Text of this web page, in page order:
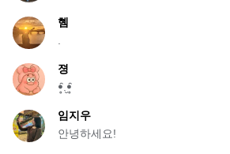
혬
졍
ꔷ̥̑.̮ꔷ̥̑
임지우
안녕하세요!